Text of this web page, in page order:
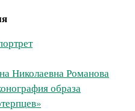
Николаевна Романова
образа